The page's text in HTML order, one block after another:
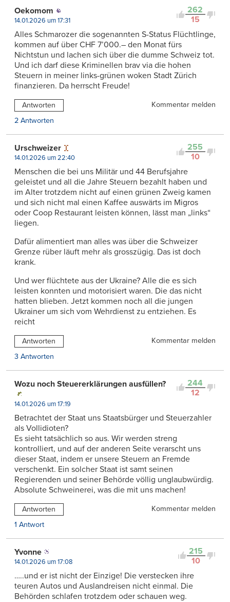
262
15
Oekomom
14.01.2026 um 17:31
Alles Schmarozer die sogenannten S-Status Flüchtlinge,
kommen auf über CHF 7’000.– den Monat fürs
Nichtstun und lachen sich über die dumme Schweiz tot.
Und ich darf diese Kriminellen brav via die hohen
Steuern in meiner links-grünen woken Stadt Zürich
finanzieren. Da herrscht Freude!
Antworten
Kommentar melden
2 Antworten
255
10
Urschweizer
14.01.2026 um 22:40
Menschen die bei uns Militär und 44 Berufsjahre
geleistet und all die Jahre Steuern bezahlt haben und
im Alter trotzdem nicht auf einen grünen Zweig kamen
und sich nicht mal einen Kaffee auswärts im Migros
oder Coop Restaurant leisten können, lässt man „links“
liegen.
Dafür alimentiert man alles was über die Schweizer
Grenze rüber läuft mehr als grosszügig. Das ist doch
krank.
Und wer flüchtete aus der Ukraine? Alle die es sich
leisten konnten und motorisiert waren. Die das nicht
hatten blieben. Jetzt kommen noch all die jungen
Ukrainer um sich vom Wehrdienst zu entziehen. Es
reicht
Antworten
Kommentar melden
3 Antworten
244
12
Wozu noch Steuererklärungen ausfüllen?
14.01.2026 um 17:19
Betrachtet der Staat uns Staatsbürger und Steuerzahler
als Vollidioten?
Es sieht tatsächlich so aus. Wir werden streng
kontrolliert, und auf der anderen Seite verarscht uns
dieser Staat, indem er unsere Steuern an Fremde
verschenkt. Ein solcher Staat ist samt seinen
Regierenden und seiner Behörde völlig unglaubwürdig.
Absolute Schweinerei, was die mit uns machen!
Antworten
Kommentar melden
1 Antwort
215
10
Yvonne
14.01.2026 um 17:08
…..und er ist nicht der Einzige! Die verstecken ihre
teuren Autos und Auslandreisen nicht einmal. Die
Behörden schlafen trotzdem oder schauen weg.